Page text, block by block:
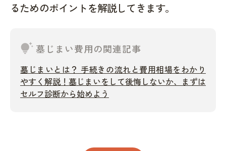
るためのポイントを解説してきます。
tips_and_updates墓じまい費用の関連記事
墓じまいとは？ 手続きの流れと費用相場をわかり
やすく解説！墓じまいをして後悔しないか、まずは
セルフ診断から始めよう